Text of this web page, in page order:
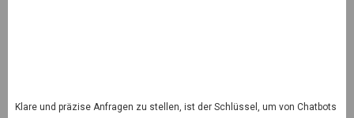
Klare und präzise Anfragen zu stellen, ist der Schlüssel, um von Chatbots